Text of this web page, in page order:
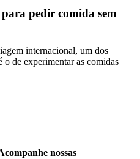
para pedir comida sem
internacional, um dos
o de experimentar as comidas
nossas